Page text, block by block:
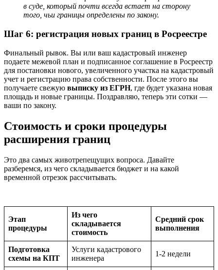
в суде, который почти всегда встает на сторону
того, чьи границы определены по закону.
Шаг 6: регистрация новых границ в Росреестре
Финальный рывок. Вы или ваш кадастровый инженер
подаете межевой план и подписанное соглашение в Росреестр
для постановки нового, увеличенного участка на кадастровый
учет и регистрацию права собственности. После этого вы
получаете свежую выписку из ЕГРН, где будет указана новая
площадь и новые границы. Поздравляю, теперь эти сотки —
ваши по закону.
Стоимость и сроки процедуры
расширения границ
Это два самых животрепещущих вопроса. Давайте
разберемся, из чего складывается бюджет и на какой
временной отрезок рассчитывать.
Этап
процедуры
Из чего
складывается
стоимость
Средний срок
выполнения
Подготовка
схемы на КПТ
Услуги кадастрового
инженера
1-2 недели